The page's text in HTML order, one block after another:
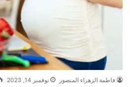
فاطمة الزهراء المنصور نوفمبر 14, 2023